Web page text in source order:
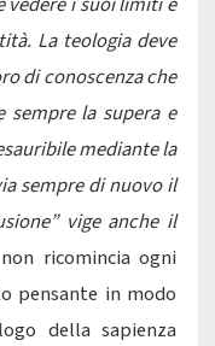
La teologia deve
di conoscenza che
sempre la supera e
mediante la
sempre di nuovo il
vige anche il
ricomincia ogni
pensante in modo
della sapienza